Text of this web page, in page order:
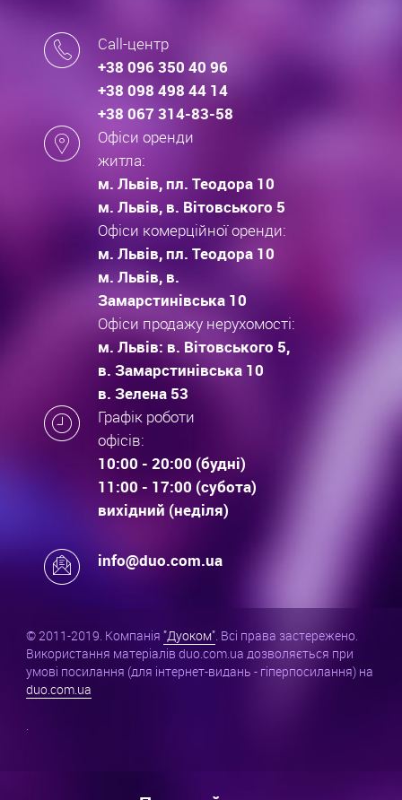
Call-центр
+38 096 350 40 96
+38 098 498 44 14
+38 067 314-83-58
Офіси оренди
житла:
м. Львів, пл. Теодора 10
м. Львів, в. Вітовського 5
Офіси комерційної оренди:
м. Львів, пл. Теодора 10
м. Львів, в.
Замарстинівська 10
Офіси продажу нерухомості:
м. Львів: в. Вітовського 5,
в. Замарстинівська 10
в. Зелена 53
Графік роботи
офісів:
10:00 - 20:00 (будні)
11:00 - 17:00 (субота)
вихідний (неділя)
info@duo.com.ua
© 2011-2019. Компанія "Дуоком". Всі права застережено.
Використання матеріалів duo.com.ua дозволяється при
умові посилання (для інтернет-видань - гіперпосилання) на
duo.com.ua
.